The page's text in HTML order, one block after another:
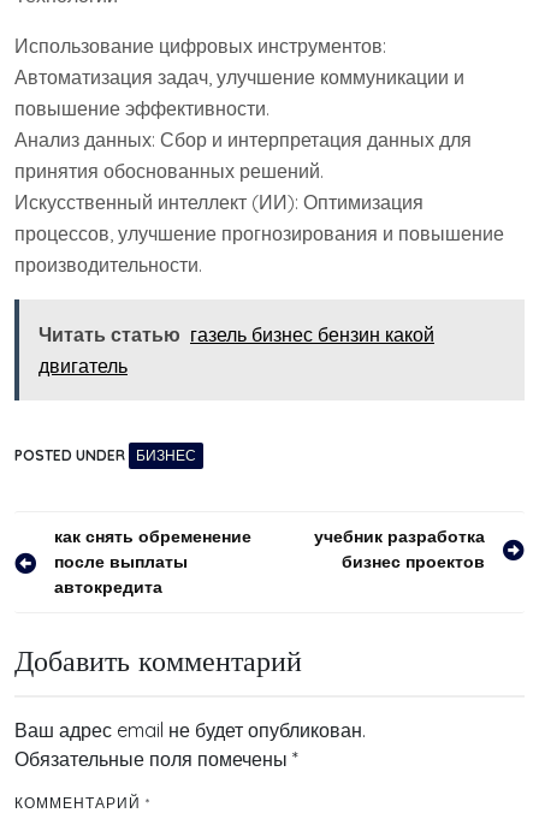
Использование цифровых инструментов:
Автоматизация задач, улучшение коммуникации и
повышение эффективности.
Анализ данных: Сбор и интерпретация данных для
принятия обоснованных решений.
Искусственный интеллект (ИИ): Оптимизация
процессов, улучшение прогнозирования и повышение
производительности.
Читать статью газель бизнес бензин какой
двигатель
POSTED UNDER БИЗНЕС
Навигация
по
как снять обременение
после выплаты
автокредита
учебник разработка
бизнес проектов
Добавить комментарий
Ваш адрес email не будет опубликован.
Обязательные поля помечены *
КОММЕНТАРИЙ *